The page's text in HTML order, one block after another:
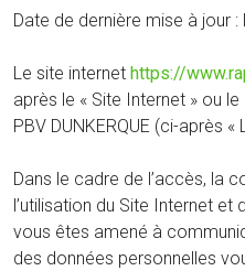
Date de dernière mise à jour
Le site internet https://
après le « Site Internet » ou
PBV DUNKERQUE (ci-après «
Dans le cadre de l’accès, la
l’utilisation du Site Internet et
vous êtes amené à
des données personnelles